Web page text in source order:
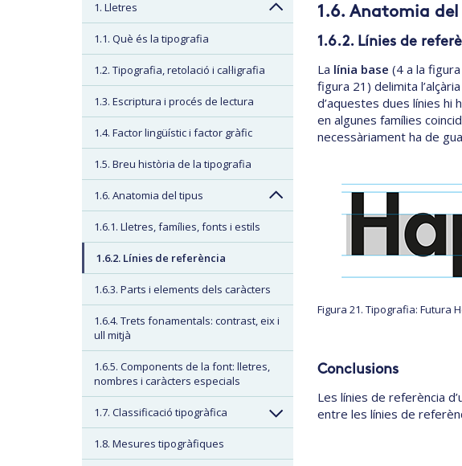
1. Lletres
1.1. Què és la tipografia
1.2. Tipografia, retolació i cal·ligrafia
1.3. Escriptura i procés de lectura
1.4. Factor lingüístic i factor gràfic
1.5. Breu història de la tipografia
1.6. Anatomia del tipus
1.6.1. Lletres, famílies, fonts i estils
1.6.2. Línies de referència
1.6.3. Parts i elements dels caràcters
1.6.4. Trets fonamentals: contrast, eix i
ull mitjà
1.6.5. Components de la font: lletres,
nombres i caràcters especials
1.7. Classificació tipogràfica
1.8. Mesures tipogràfiques
1.6. Anatomia
1.6.2. Línies de
La línia base (4 a la
figura 21) delimita
d’aquestes dues línies hi
en algunes famílies
necessàriament ha de
Figura 21. Tipografia: Futura
Conclusions
Les línies de referència
entre les línies de